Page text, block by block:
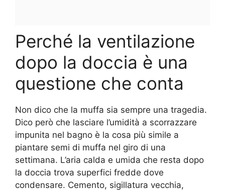
Perché la ventilazione
dopo la doccia è una
questione che conta
Non dico che la muffa sia sempre una tragedia.
Dico però che lasciare l’umidità a scorrazzare
impunita nel bagno è la cosa più simile a
piantare semi di muffa nel giro di una
settimana. L’aria calda e umida che resta dopo
la doccia trova superfici fredde dove
condensare. Cemento, sigillatura vecchia,